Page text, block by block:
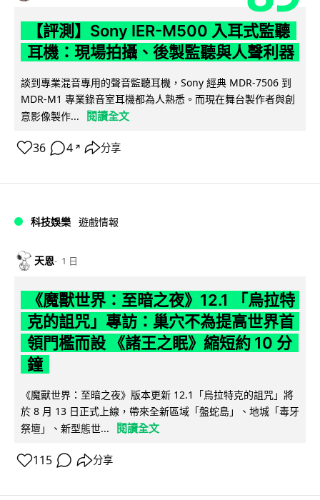
【評測】Sony IER-M500 入耳式監聽
耳機：現場拍攝、後製監聽與人聲利器
談到專業混音專用的聲音監聽耳機，Sony 經典 MDR-7506 到
MDR-M1 專業錄音室耳機都為人熟悉。而現在舞台製作者與創
意影像製作...
閱讀全文
36 4 ↗ 分享
科技娛樂 遊戲情報
天恩 1 日
《魔獸世界：至暗之夜》12.1 「烏拉特
克的詛咒」專訪：巢穴不為提高世界首
領門檻而設 《諸王之眠》縮短約 10 分
鐘
《魔獸世界：至暗之夜》版本更新 12.1「烏拉特克的詛咒」將
於 8 月 13 日正式上線，帶來全新區域「盤蛇島」、地城「毒牙
祭壇」、新型態世...
閱讀全文
115 分享